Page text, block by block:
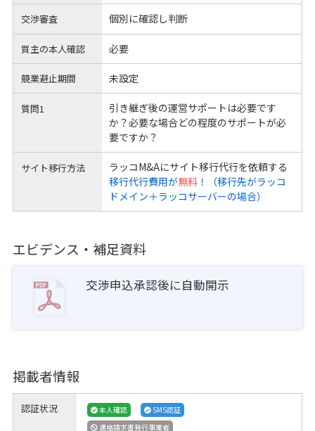
交渉審査 個別に確認し判断
買主の本人確認 必要
競業避止期間 未設定
質問1
引き継ぎ後の運営サポートは必要です
か？必要な場合どの程度のサポートが必
要ですか？
サイト移行方法
ラッコM&Aにサイト移行代行を依頼する
移行代行費用が無料！（移行先がラッコ
ドメイン＋ラッコサーバーの場合）
エビデンス・補足資料
交渉申込承認後に自動開示
掲載者情報
認証状況 本人確認
SMS認証
適格請求書発行事業者